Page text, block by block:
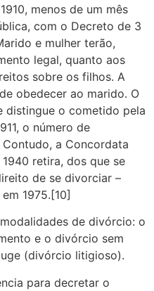
menos de um mês
com o Decreto de 3
e mulher terão,
legal, quanto aos
sobre os filhos. A
obedecer ao marido. O
distingue o cometido pela
o número de
a Concordata
retira, dos que se
de se divorciar –
1975.[10]
de divórcio: o
e o divórcio sem
(divórcio litigioso).
para decretar o